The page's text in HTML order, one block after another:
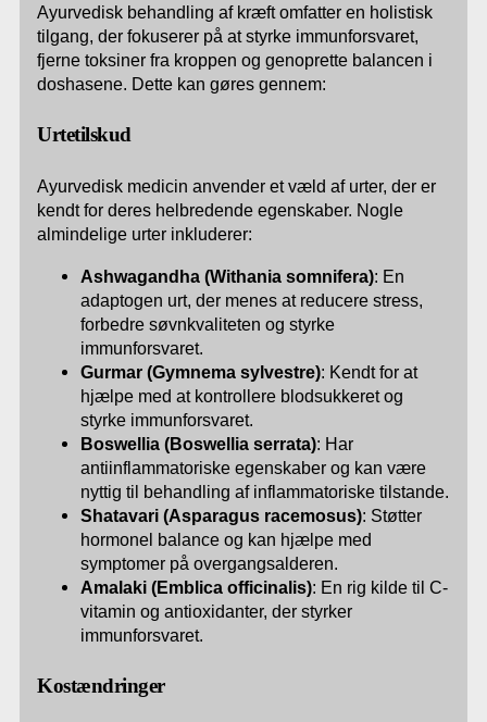
Ayurvedisk behandling af kræft omfatter en holistisk
tilgang, der fokuserer på at styrke immunforsvaret,
fjerne toksiner fra kroppen og genoprette balancen i
doshasene. Dette kan gøres gennem:
Urtetilskud
Ayurvedisk medicin anvender et væld af urter, der er
kendt for deres helbredende egenskaber. Nogle
almindelige urter inkluderer:
Ashwagandha (Withania somnifera): En
adaptogen urt, der menes at reducere stress,
forbedre søvnkvaliteten og styrke
immunforsvaret.
Gurmar (Gymnema sylvestre): Kendt for at
hjælpe med at kontrollere blodsukkeret og
styrke immunforsvaret.
Boswellia (Boswellia serrata): Har
antiinflammatoriske egenskaber og kan være
nyttig til behandling af inflammatoriske tilstande.
Shatavari (Asparagus racemosus): Støtter
hormonel balance og kan hjælpe med
symptomer på overgangsalderen.
Amalaki (Emblica officinalis): En rig kilde til C-
vitamin og antioxidanter, der styrker
immunforsvaret.
Kostændringer